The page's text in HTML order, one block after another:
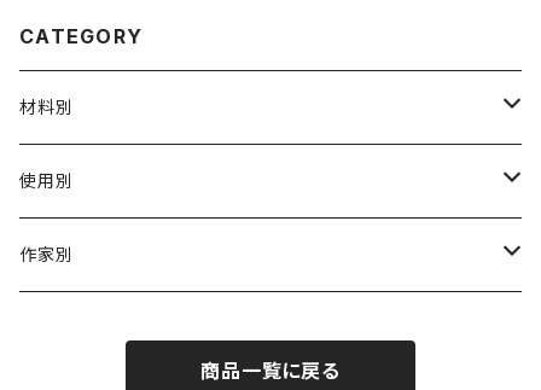
CATEGORY
材料別
陶磁器
ガラス
使用別
茶壺 急须 土瓶
作家別
商品一覧に戻る